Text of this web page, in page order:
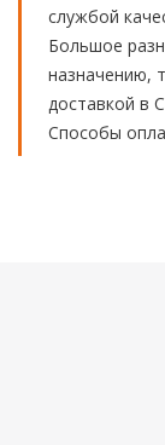
службой
Большое
назначению,
доставкой в
Способы